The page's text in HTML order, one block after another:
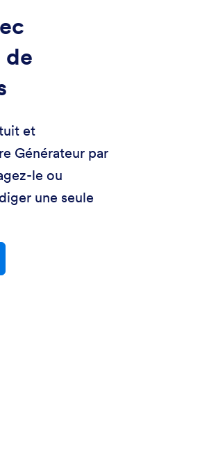
de
et
Générateur par
le ou
une seule